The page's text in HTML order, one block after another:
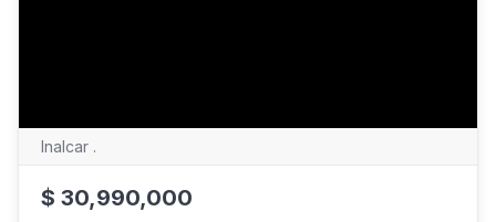
Inalcar .
$ 30,990,000